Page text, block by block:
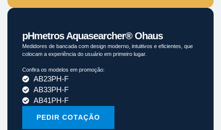
pHmetros Aquasearcher® Ohaus
Medidores de bancada com design moderno, intuitivos e eficientes, que
colocam a experiência do usuário em primeiro lugar.
Confira os modelos em promoção:
AB23PH-F
AB33PH-F
AB41PH-F
PEDIR COTAÇÃO